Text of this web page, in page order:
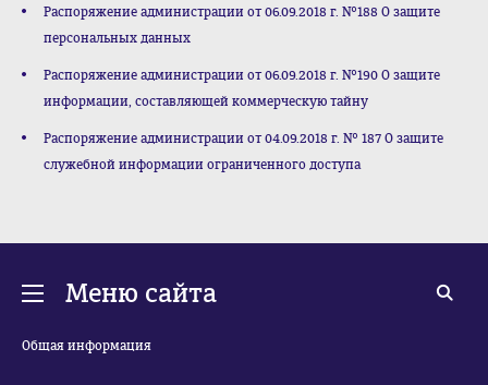
Распоряжение администрации от 06.09.2018 г. №188 О защите
персональных данных
Распоряжение администрации от 06.09.2018 г. №190 О защите
информации, составляющей коммерческую тайну
Распоряжение администрации от 04.09.2018 г. № 187 О защите
служебной информации ограниченного доступа
Меню сайта
Общая информация